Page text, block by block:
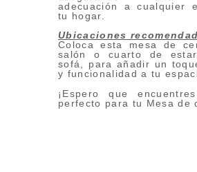
adecuación a cualquier
tu hogar.
Ubicaciones
Coloca esta mesa de
salón o cuarto de
sofá, para añadir un
y funcionalidad a tu
¡Espero que
perfecto para tu Mesa de